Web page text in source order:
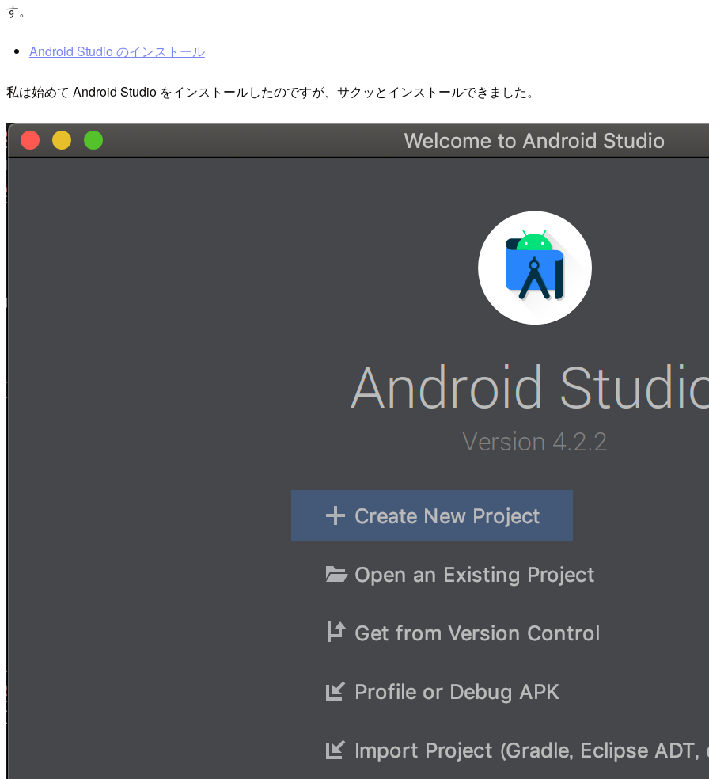
す。
Android Studio のインストール
私は始めて Android Studio をインストールしたのですが、サクッとインストールできました。